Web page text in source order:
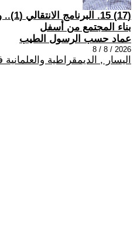
(17)
بناء المجتمع من أسفل
عماد حسب الرسول الطيب
2026 / 8 / 8
اليسار , الديمقراطية